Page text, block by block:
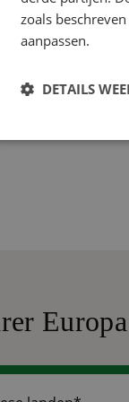
Europa
zoals
aanpassen.
DETAILS